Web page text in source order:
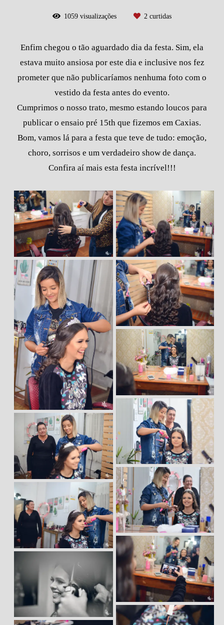
1059 visualizações 2 curtidas
Enfim chegou o tão aguardado dia da festa. Sim, ela
estava muito ansiosa por este dia e inclusive nos fez
prometer que não publicaríamos nenhuma foto com o
vestido da festa antes do evento.
Cumprimos o nosso trato, mesmo estando loucos para
publicar o ensaio pré 15th que fizemos em Caxias.
Bom, vamos lá para a festa que teve de tudo: emoção,
choro, sorrisos e um verdadeiro show de dança.
Confira aí mais esta festa incrível!!!